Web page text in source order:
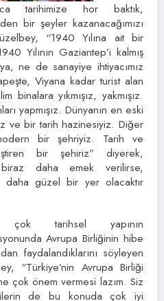
tarihimize hor baktık,
bir şeyler kazanacağımızı
“1940 Yılına ait bir
Yılının Gaziantep’i kalmış
ne de sanayiye ihtiyacımız
Viyana kadar turist alan
yıkmışız, yakmışız.
yapmışız. Dünyanın en eski
ve bir tarih hazinesiyiz. Diğer
bir şehriyiz. Tarih ve
bir şehiriz” diyerek,
daha emek verilirse,
daha güzel bir yer olacaktır
tarihsel yapının
Avrupa Birliğinin hibe
faydalandıklarını söyleyen
“Türkiye’nin Avrupa Birliği
çok önem vermesi lazım. Siz
de bu konuda çok iyi